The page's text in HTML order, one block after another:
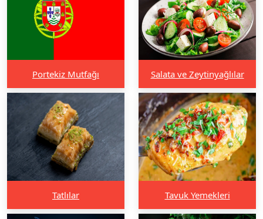
Portekiz Mutfağı Salata ve Zeytinyağlılar
Tatlılar Tavuk Yemekleri